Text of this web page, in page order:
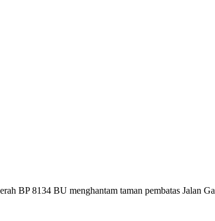
BP 8134 BU menghantam taman pembatas Jalan